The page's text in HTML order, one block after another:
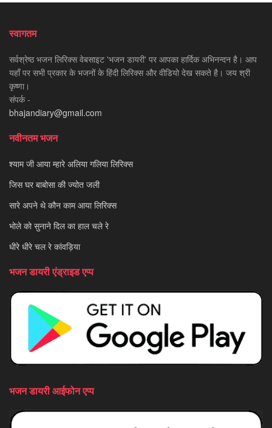
स्वागतम
सर्वश्रेष्ठ भजन लिरिक्स वेबसाइट 'भजन डायरी' पर आपका हार्दिक अभिनन्दन है। आप
यहाँ पर सभी प्रकार के भजनों के हिंदी लिरिक्स और वीडियो देख सकते है। जय श्री
कृष्णा।
संपर्क -
bhajandiary@gmail.com
नवीनतम भजन
श्याम जी आया म्हारे अलिया गलिया लिरिक्स
जिस घर बाबोसा की ज्योत जली
सारे अपने थे कौन काम आया लिरिक्स
भोले को सुनाने दिल का हाल चले रे
धीरे धीरे चल रे कांवड़िया
भजन डायरी एंड्राइड एप्प
भजन डायरी आईफोन एप्प